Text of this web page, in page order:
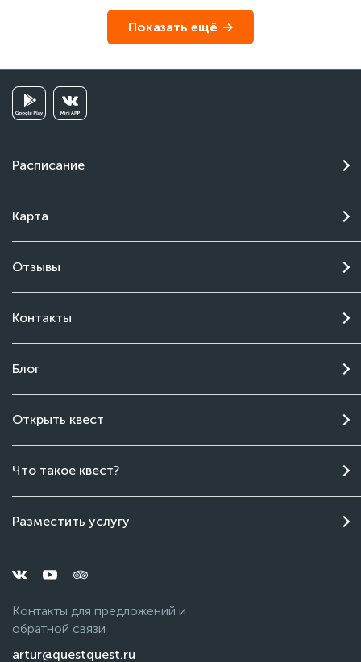
Показать ещё
Расписание
Карта
Отзывы
Контакты
Блог
Открыть квест
Что такое квест?
Разместить услугу
Контакты для предложений и
обратной связи
artur@questquest.ru
Онлайн